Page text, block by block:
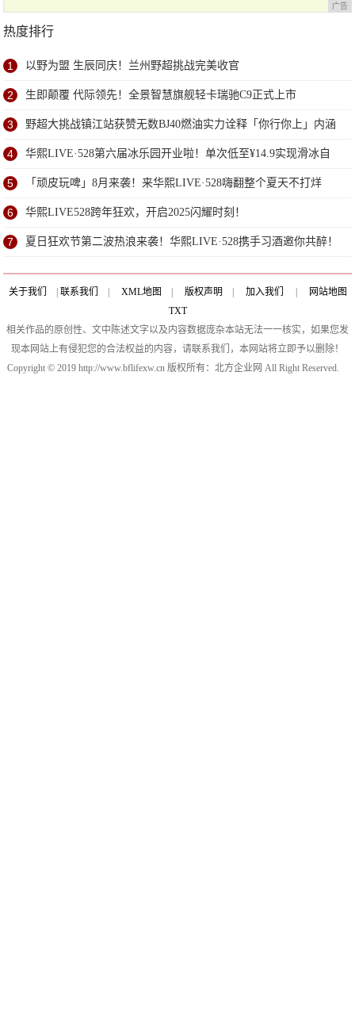
广告
热度排行
1 以野为盟 生辰同庆！兰州野超挑战完美收官
2 生即颠覆 代际领先！全景智慧旗舰轻卡瑞驰C9正式上市
3 野超大挑战镇江站获赞无数BJ40燃油实力诠释「你行你上」内涵
4 华熙LIVE·528第六届冰乐园开业啦！单次低至¥14.9实现滑冰自
由！
5 「顽皮玩啤」8月来袭！来华熙LIVE·528嗨翻整个夏天不打烊
6 华熙LIVE528跨年狂欢，开启2025闪耀时刻！
7 夏日狂欢节第二波热浪来袭！华熙LIVE·528携手习酒邀你共醉！
关于我们 联系我们 XML地图 版权声明 加入我们
网站地图
TXT
相关作品的原创性、文中陈述文字以及内容数据庞杂本站无法一一核实，如果您发
现本网站上有侵犯您的合法权益的内容，请联系我们，本网站将立即予以删除！
Copyright © 2019 http://www.bflifexw.cn 版权所有：北方企业网 All Right Reserved.